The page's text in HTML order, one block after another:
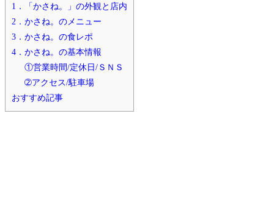
1．「かさね。」の外観と店内
2．かさね。のメニュー
3．かさね。の食レポ
4．かさね。の基本情報
①営業時間/定休日/ＳＮＳ
➁アクセス/駐車場
おすすめ記事